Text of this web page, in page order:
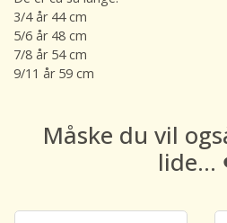
3/4 år 44 cm
5/6 år 48 cm
7/8 år 54 cm
9/11 år 59 cm
Måske du vil